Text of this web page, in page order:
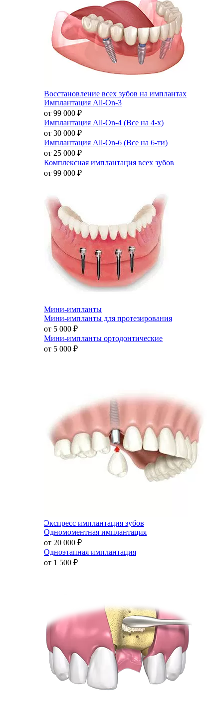
Восстановление всех зубов на имплантах
Имплантация All-On-3
от 99 000 ₽
Имплантация All-On-4 (Все на 4-х)
от 30 000 ₽
Имплантация All-On-6 (Все на 6-ти)
от 25 000 ₽
Комплексная имплантация всех зубов
от 99 000 ₽
Мини-импланты
Мини-импланты для протезирования
от 5 000 ₽
Мини-импланты ортодонтические
от 5 000 ₽
Экспресс имплантация зубов
Одномоментная имплантация
от 20 000 ₽
Одноэтапная имплантация
от 1 500 ₽